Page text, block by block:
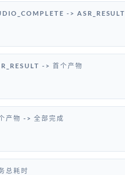
-> ASR_RESULT
-> 首个产物
产物 -> 全部完成
总耗时